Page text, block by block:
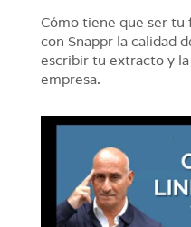
Cómo tiene que ser tu
con Snappr la calidad
escribir tu extracto y
empresa.